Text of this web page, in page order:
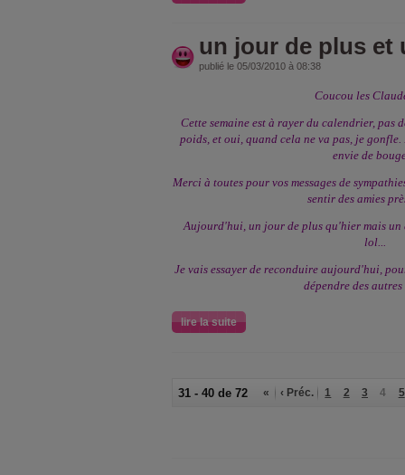
un jour de plus et
publié le 05/03/2010 à 08:38
Coucou les
Cette semaine est à rayer du calendrier, pas
poids, et oui, quand cela ne va pas, je
envie de
Merci à toutes pour vos messages de
sentir des amies
Aujourd'hui, un jour de plus qu'hier mais un
lol...
Je vais essayer de reconduire aujourd'hui,
dépendre des autres
lire la suite
31 - 40 de 72 « ‹ Préc. 1 2 3 4 5